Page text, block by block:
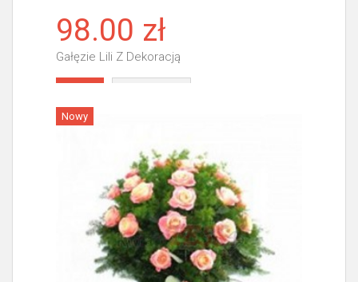
98.00 zł
Gałęzie Lili Z Dekoracją
Nowy